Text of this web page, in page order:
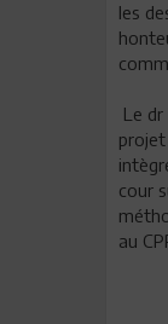
les
Le
cour
au